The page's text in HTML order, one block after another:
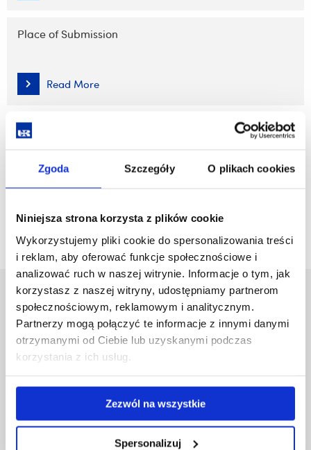
Zgoda Szczegóły O plikach cookies
Niniejsza strona korzysta z plików cookie
Wykorzystujemy pliki cookie do spersonalizowania treści
i reklam, aby oferować funkcje społecznościowe i
analizować ruch w naszej witrynie. Informacje o tym, jak
korzystasz z naszej witryny, udostępniamy partnerom
społecznościowym, reklamowym i analitycznym.
Partnerzy mogą połączyć te informacje z innymi danymi
otrzymanymi od Ciebie lub uzyskanymi podczas
korzystania z ich usług.
Zezwól na wszystkie
Spersonalizuj
Place of Submission
Read More
Regulations on benefits for students of the University of
Rzeszow
Read More
University of Rzeszów
Al. Tadeusza Rejtana 16C
35-959 Rzeszów, Poland
Email: info@ur.edu.pl
navigation
Research Centres